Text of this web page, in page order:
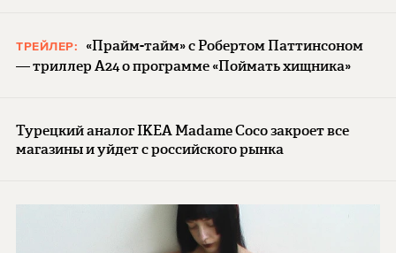
ТРЕЙЛЕР:
«Прайм-тайм» с Робертом Паттинсоном
— триллер A24 о программе «Поймать хищника»
Турецкий аналог IKEA Madame Coco закроет все
магазины и уйдет с российского рынка